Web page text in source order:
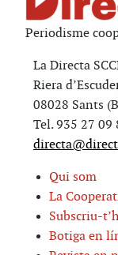
Periodisme
La Directa
Riera
08028 Sants
Tel. 935 27 09
Qui som
La
Subscriu-
Botiga en